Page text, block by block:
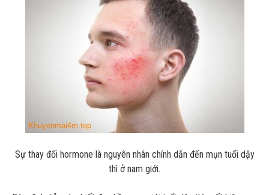
Sự thay đổi hormone là nguyên nhân chính dẫn đến mụn tuổi dậy
thì ở nam giới.